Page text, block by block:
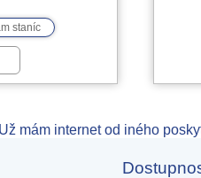
staníc
Už mám internet od iného